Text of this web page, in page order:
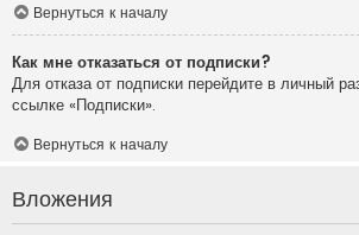
Вернуться к началу
Как мне отказаться от подписки?
Для отказа от подписки перейдите в личный
ссылке «Подписки».
Вернуться к началу
Вложения